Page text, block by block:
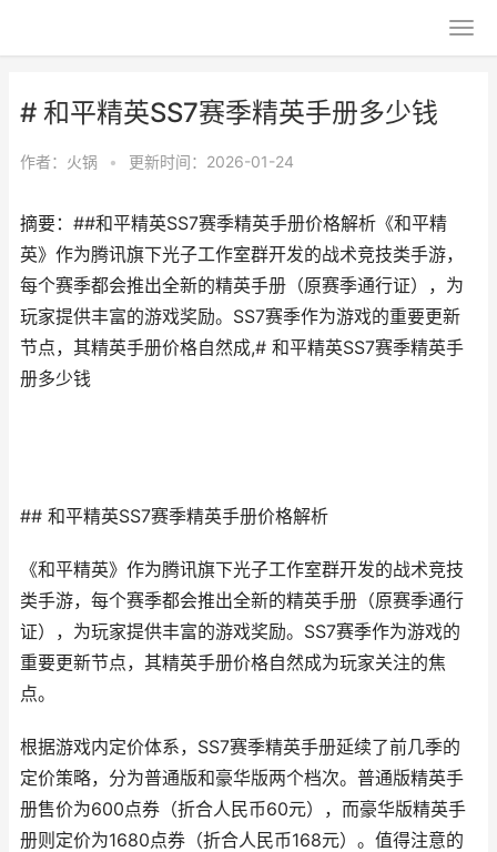
# 和平精英SS7赛季精英手册多少钱
作者： 火锅 • 更新时间：2026-01-24
摘要：##和平精英SS7赛季精英手册价格解析《和平精
英》作为腾讯旗下光子工作室群开发的战术竞技类手游，
每个赛季都会推出全新的精英手册（原赛季通行证），为
玩家提供丰富的游戏奖励。SS7赛季作为游戏的重要更新
节点，其精英手册价格自然成,# 和平精英SS7赛季精英手
册多少钱
## 和平精英SS7赛季精英手册价格解析
《和平精英》作为腾讯旗下光子工作室群开发的战术竞技
类手游，每个赛季都会推出全新的精英手册（原赛季通行
证），为玩家提供丰富的游戏奖励。SS7赛季作为游戏的
重要更新节点，其精英手册价格自然成为玩家关注的焦
点。
根据游戏内定价体系，SS7赛季精英手册延续了前几季的
定价策略，分为普通版和豪华版两个档次。普通版精英手
册售价为600点券（折合人民币60元），而豪华版精英手
册则定价为1680点券（折合人民币168元）。值得注意的